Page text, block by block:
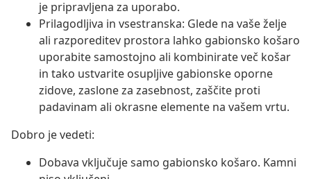
je pripravljena za uporabo.
Prilagodljiva in vsestranska: Glede na vaše želje
ali razporeditev prostora lahko gabionsko košaro
uporabite samostojno ali kombinirate več košar
in tako ustvarite osupljive gabionske oporne
zidove, zaslone za zasebnost, zaščite proti
padavinam ali okrasne elemente na vašem vrtu.
Dobro je vedeti:
Dobava vključuje samo gabionsko košaro. Kamni